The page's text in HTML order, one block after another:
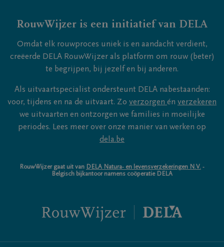
RouwWijzer is een initiatief van DELA
Omdat elk rouwproces uniek is en aandacht verdient,
creëerde DELA RouwWijzer als platform om rouw (beter)
te begrijpen, bij jezelf en bij anderen.
Als uitvaartspecialist ondersteunt DELA nabestaanden:
voor, tijdens en na de uitvaart. Zo verzorgen én verzekeren
we uitvaarten en ontzorgen we families in moeilijke
periodes. Lees meer over onze manier van werken op
dela.be
RouwWijzer gaat uit van DELA Natura- en levensverzekeringen N.V. -
Belgisch bijkantoor namens coöperatie DELA